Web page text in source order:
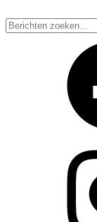
Zoeken
naar: